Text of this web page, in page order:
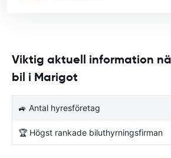
Viktig aktuell information
bil i Marigot
🚙 Antal hyresföretag
🏆 Högst rankade biluthyrningsfirman